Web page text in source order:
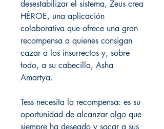
desestabilizar el sistema, Zeus crea
HÉROE, una aplicación
colaborativa que ofrece una gran
recompensa a quienes consigan
cazar a los insurrectos y, sobre
todo, a su cabecilla, Asha
Amartya.
Tess necesita la recompensa: es su
oportunidad de alcanzar algo que
siempre ha deseado y sacar a sus